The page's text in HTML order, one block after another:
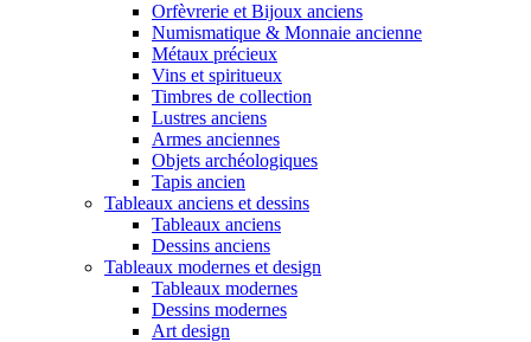
Orfèvrerie et Bijoux anciens
Numismatique & Monnaie ancienne
Métaux précieux
Vins et spiritueux
Timbres de collection
Lustres anciens
Armes anciennes
Objets archéologiques
Tapis ancien
Tableaux anciens et dessins
Tableaux anciens
Dessins anciens
Tableaux modernes et design
Tableaux modernes
Dessins modernes
Art design